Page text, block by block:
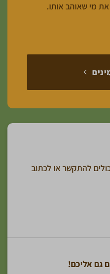
מי שאוהב אותו.
להתקשר או לכתוב
גם אליכם!